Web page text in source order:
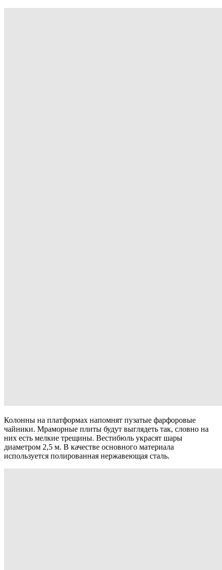
Колонны на платформах напомнят пузатые фарфоровые
чайники. Мраморные плиты будут выглядеть так, словно на
них есть мелкие трещины. Вестибюль украсят шары
диаметром 2,5 м. В качестве основного материала
используется полированная нержавеющая сталь.